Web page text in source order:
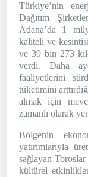
Türkiye’nin
Dağıtım
Adana’da 1
kaliteli ve
ve 39 bin 273
verdi. Daha
faaliyetlerini
tüketimini
almak için
zamanlı olarak
Bölgenin
yatırımlarıyla
sağlayan
kültürel